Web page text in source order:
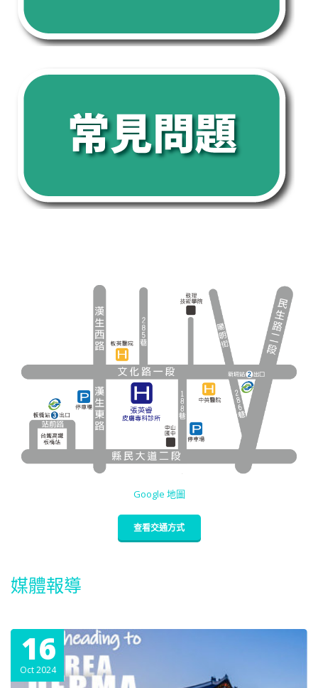
Google 地圖
查看交通方式
媒體報導
16
Oct 2024